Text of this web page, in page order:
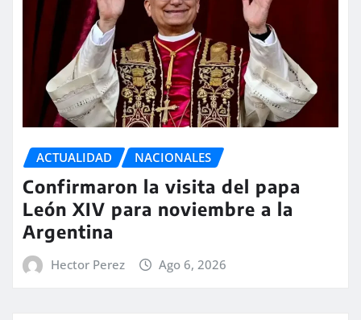
ACTUALIDAD NACIONALES
Confirmaron la visita del papa
León XIV para noviembre a la
Argentina
Hector Perez Ago 6, 2026